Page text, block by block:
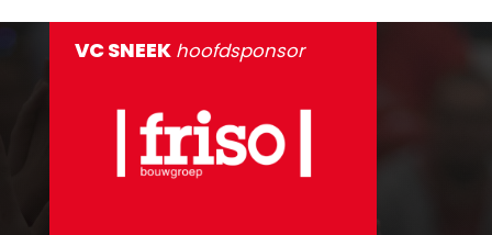
VC SNEEK hoofdsponsor